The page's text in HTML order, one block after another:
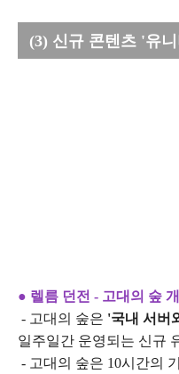
(3) 신규 콘텐츠 '유
● 렐름 던전 - 고대의 숲
- 고대의 숲은 '국내 서버
일주일간 운영되는 신규
- 고대의 숲은 10시간의